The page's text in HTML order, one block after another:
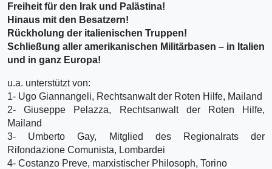
Freiheit für den Irak und Palästina!
Hinaus mit den Besatzern!
Rückholung der italienischen Truppen!
Schließung aller amerikanischen Militärbasen – in Italien
und in ganz Europa!
u.a. unterstützt von:
1- Ugo Giannangeli, Rechtsanwalt der Roten Hilfe, Mailand
2- Giuseppe Pelazza, Rechtsanwalt der Roten Hilfe,
Mailand
3- Umberto Gay, Mitglied des Regionalrats der
Rifondazione Comunista, Lombardei
4- Costanzo Preve, marxistischer Philosoph, Torino